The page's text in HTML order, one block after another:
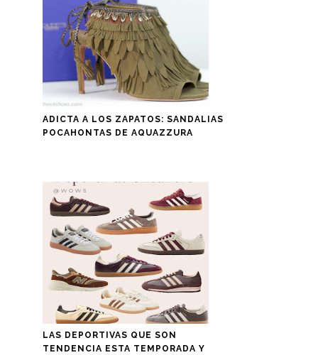
ADICTA A LOS ZAPATOS: SANDALIAS
POCAHONTAS DE AQUAZZURA
LAS DEPORTIVAS QUE SON
TENDENCIA ESTA TEMPORADA Y